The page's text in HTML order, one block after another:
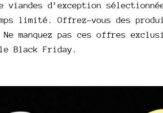
d’exception
limité. Offrez-vous des
manquez pas ces offres
Black Friday.